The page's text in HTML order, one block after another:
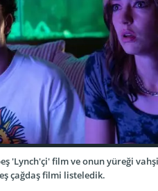
'Lynch'çi' film ve onun yüreği
çağdaş filmi listeledik.